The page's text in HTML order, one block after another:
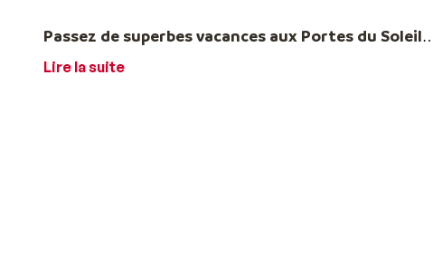
Passez de superbes vacances aux Portes du Soleil
Lire la suite